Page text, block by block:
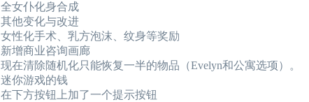
全女仆化身合成
其他变化与改进
女性化手术、乳方泡沫、纹身等奖励
新增商业咨询画廊
现在清除随机化只能恢复一半的物品（Evelyn和公寓选项）。
迷你游戏的钱
在下方按钮上加了一个提示按钮